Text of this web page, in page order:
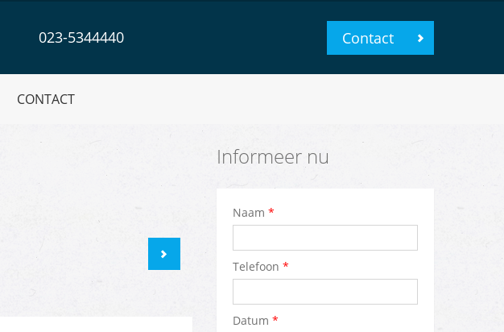
023-5344440 Contact
CONTACT
Informeer nu
Naam *
Telefoon *
Datum *